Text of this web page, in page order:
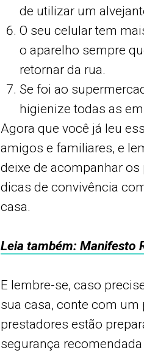
de utilizar um
O seu celular tem
o aparelho sempre
retornar da rua.
Se foi ao
higienize todas as
Agora que você já leu
amigos e familiares, e
deixe de acompanhar
dicas de convivência
casa.
Leia também: Manifesto
E lembre-se, caso
sua casa, conte com um
prestadores estão
segurança